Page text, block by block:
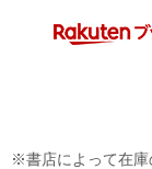
※書店によって在庫